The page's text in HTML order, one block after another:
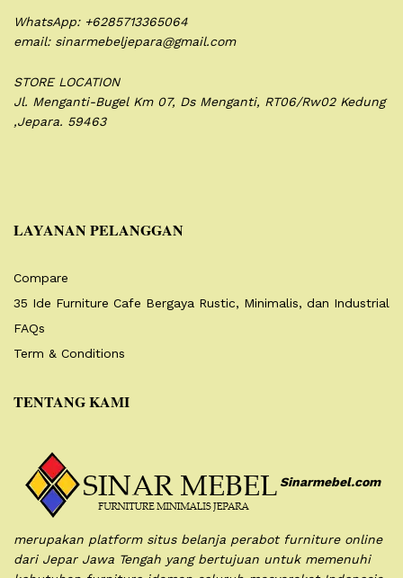
WhatsApp: +6285713365064
email: sinarmebeljepara@gmail.com
STORE LOCATION
Jl. Menganti-Bugel Km 07, Ds Menganti, RT06/Rw02 Kedung
,Jepara. 59463
LAYANAN PELANGGAN
Compare
35 Ide Furniture Cafe Bergaya Rustic, Minimalis, dan Industrial
FAQs
Term & Conditions
TENTANG KAMI
Sinarmebel.com
merupakan platform situs belanja perabot furniture online
dari Jepar Jawa Tengah yang bertujuan untuk memenuhi